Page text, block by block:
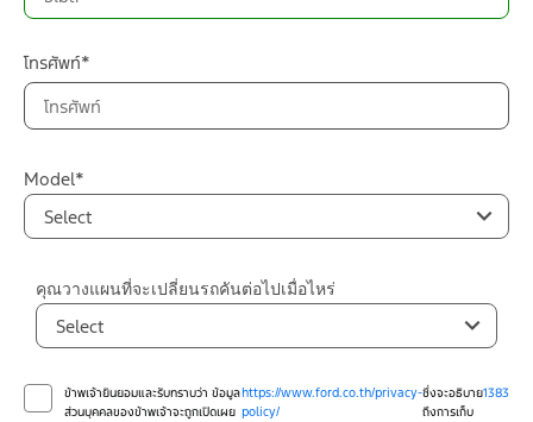
โทรศัพท์*
Model*
Select
คุณวางแผนที่จะเปลี่ยนรถคันต่อไปเมื่อไหร่
Select
ข้าพเจ้ายินยอมและรับทราบว่า ข้อมูล
ส่วนบุคคลของข้าพเจ้าจะถูกเปิดเผย
https://www.ford.co.th/privacy-
policy/
ซึ่งจะอธิบาย
ถึงการเก็บ
1383